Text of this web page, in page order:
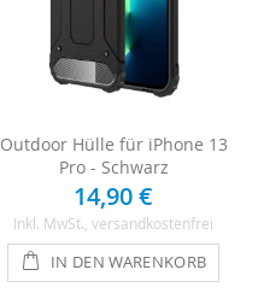
Outdoor Hülle für iPhone 13
Pro - Schwarz
14,90 €
Inkl. MwSt. , versandkostenfrei
IN DEN WARENKORB